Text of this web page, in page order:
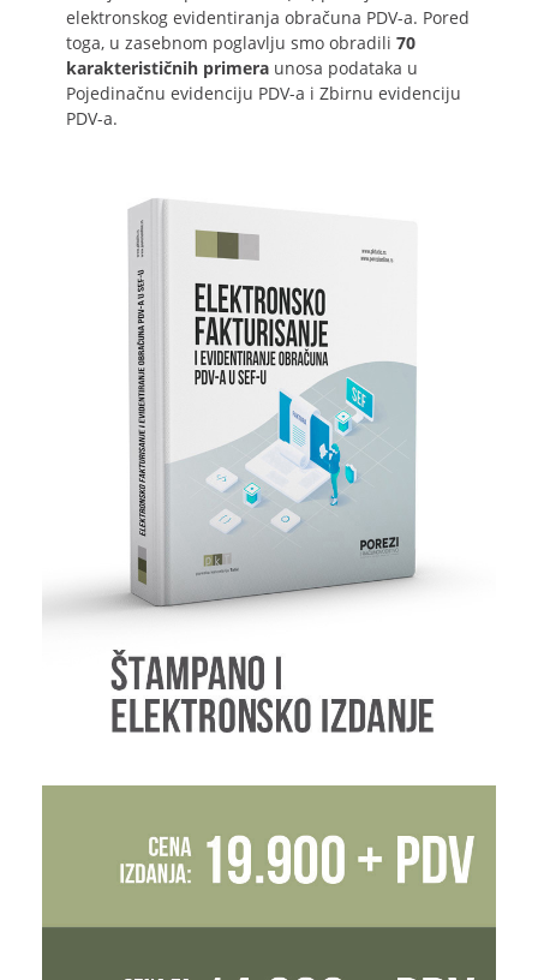
elektronskog evidentiranja obračuna PDV-a. Pored
toga, u zasebnom poglavlju smo obradili 70
karakterističnih primera unosa podataka u
Pojedinačnu evidenciju PDV-a i Zbirnu evidenciju
PDV-a.